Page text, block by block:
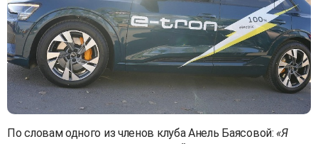
По словам одного из членов клуба Анель Баясовой:«Я